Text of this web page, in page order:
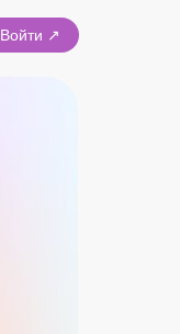
Войти ↗